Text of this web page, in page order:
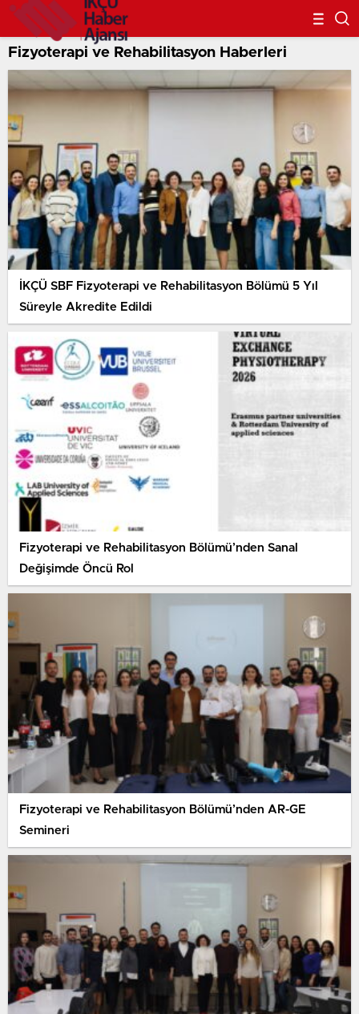
Fizyoterapi ve Rehabilitasyon Haberleri
İKÇÜ SBF Fizyoterapi ve Rehabilitasyon Bölümü 5 Yıl
Süreyle Akredite Edildi
Fizyoterapi ve Rehabilitasyon Bölümü’nden Sanal
Değişimde Öncü Rol
Fizyoterapi ve Rehabilitasyon Bölümü’nden AR-GE
Semineri